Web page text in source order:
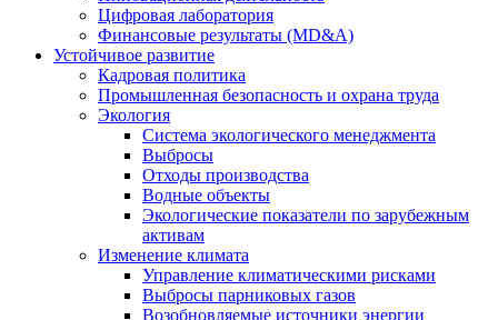
Цифровая лаборатория
Финансовые результаты (MD&A)
Устойчивое развитие
Кадровая политика
Промышленная безопасность и охрана труда
Экология
Система экологического менеджмента
Выбросы
Отходы производства
Водные объекты
Экологические показатели по зарубежным
активам
Изменение климата
Управление климатическими рисками
Выбросы парниковых газов
Возобновляемые источники энергии